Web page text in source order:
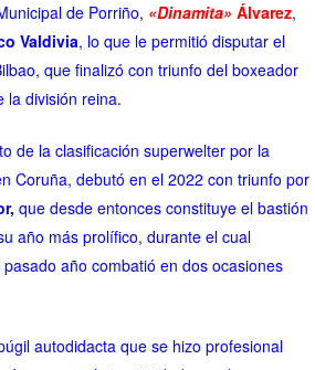
de Porriño, «Dinamita» Álvarez,
Valdivia, lo que le permitió disputar el
que finalizó con triunfo del boxeador
la división reina.
de la clasificación superwelter por la
Coruña, debutó en el 2022 con triunfo por
que desde entonces constituye el bastión
año más prolífico, durante el cual
año combatió en dos ocasiones
autodidacta que se hizo profesional